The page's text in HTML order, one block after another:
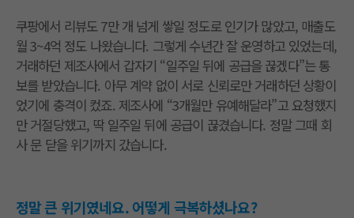
쿠팡에서 리뷰도 7만 개 넘게 쌓일 정도로 인기가 많았고, 매출도
월 3~4억 정도 나왔습니다. 그렇게 수년간 잘 운영하고 있었는데,
거래하던 제조사에서 갑자기 “일주일 뒤에 공급을 끊겠다”는 통
보를 받았습니다. 아무 계약 없이 서로 신뢰로만 거래하던 상황이
었기에 충격이 컸죠. 제조사에 “3개월만 유예해달라”고 요청했지
만 거절당했고, 딱 일주일 뒤에 공급이 끊겼습니다. 정말 그때 회
사 문 닫을 위기까지 갔습니다.
정말 큰 위기였네요. 어떻게 극복하셨나요?